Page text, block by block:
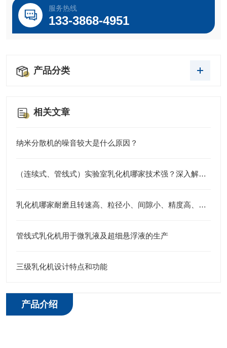
服务热线
133-3868-4951
产品分类
相关文章
纳米分散机的噪音较大是什么原因？
（连续式、管线式）实验室乳化机哪家技术强？深入解析江苏思峻的高剪切与纳米级分散秘诀
乳化机哪家耐磨且转速高、粒径小、间隙小、精度高、线速度高、剪切力强：江苏思峻全流程解决方案测评
管线式乳化机用于微乳液及超细悬浮液的生产
三级乳化机设计特点和功能
产品介绍